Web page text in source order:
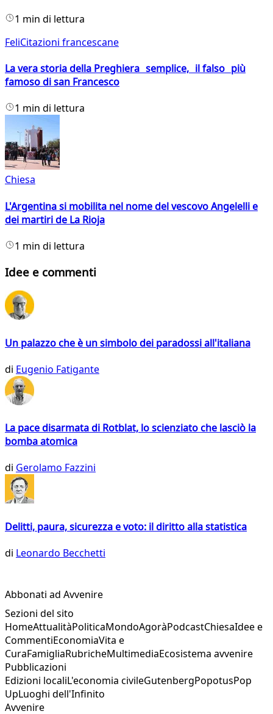
1 min di lettura
FeliCitazioni francescane
La vera storia della Preghiera semplice, il falso più
famoso di san Francesco
1 min di lettura
Chiesa
L'Argentina si mobilita nel nome del vescovo Angelelli e
dei martiri de La Rioja
1 min di lettura
Idee e commenti
Un palazzo che è un simbolo dei paradossi all'italiana
di Eugenio Fatigante
La pace disarmata di Rotblat, lo scienziato che lasciò la
bomba atomica
di Gerolamo Fazzini
Delitti, paura, sicurezza e voto: il diritto alla statistica
di Leonardo Becchetti
Abbonati ad Avvenire
Sezioni del sito
HomeAttualitàPoliticaMondoAgoràPodcastChiesaIdee e
CommentiEconomiaVita e
CuraFamigliaRubricheMultimediaEcosistema avvenire
Pubblicazioni
Edizioni localiL'economia civileGutenbergPopotusPop
UpLuoghi dell'Infinito
Avvenire